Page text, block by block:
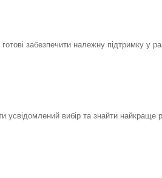
забезпечити належну підтримку у
усвідомлений вибір та знайти найкраще